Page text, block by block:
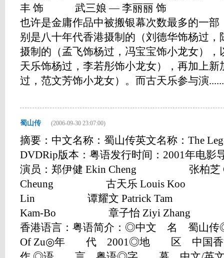
丰 饰 武三娘 — 李丽丽 饰 【简
也许是金庸作品中被搬银幕次数最多的一
别是八十年代香港摄制的（刘德华饰杨过
摄制的（孟飞饰杨过，冯宝宝饰小龙女）
天乐饰杨过，李若彤饰小龙女），再加上
过，范文芳饰小龙女）。而古天乐参与演......
蜀山传 (2006-09-30 23:07:00)
摘要：中文名称：蜀山传英文名称：The
DVDRip版本：粤语发行时间：2001年电影
演员：郑伊健 Ekin Cheng 张柏芝
Cheung 古天乐 Louis Koo
Lin 谭耀文 Patrick Tam 洪金
Kam-Bo 章子怡 Ziyi Zhang 吴
香港语言：粤语简介：◎中文 名 蜀山
Of Zu◎年 代 2001◎地 区 中国